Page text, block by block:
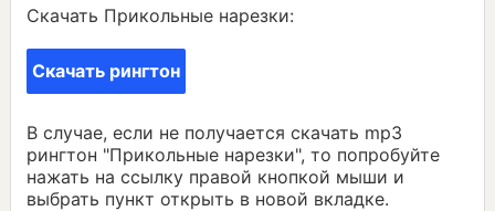
Скачать Прикольные нарезки:
Скачать рингтон
В случае, если не получается скачать mp3
рингтон "Прикольные нарезки", то попробуйте
нажать на ссылку правой кнопкой мыши и
выбрать пункт открыть в новой вкладке.